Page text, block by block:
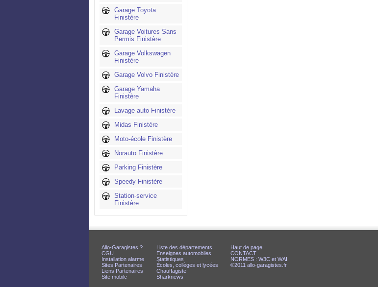
Garage Toyota
Finistère
Garage Voitures Sans
Permis Finistère
Garage Volkswagen
Finistère
Garage Volvo Finistère
Garage Yamaha
Finistère
Lavage auto Finistère
Midas Finistère
Moto-école Finistère
Norauto Finistère
Parking Finistère
Speedy Finistère
Station-service
Finistère
Allo-Garagistes ?
CGU
Installation alarme
Sites Partenaires
Liens Partenaires
Site mobile
Liste des départements
Enseignes automobiles
Statistiques
Écoles, collèges et lycées
Chauffagiste
Sharknews
Haut de page
CONTACT
NORMES : W3C et WAI
©2011 allo-garagistes.fr